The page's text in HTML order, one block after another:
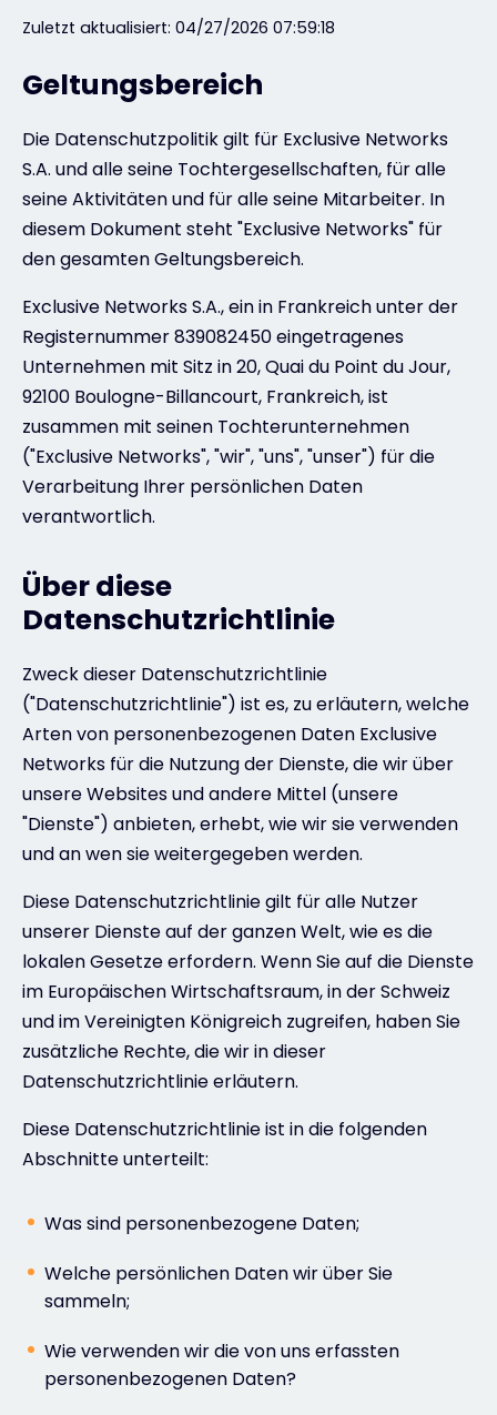
#weareexclusive
Zuletzt aktualisiert: 04/27/2026 07:59:18
Geltungsbereich
Die Datenschutzpolitik gilt für Exclusive Networks
S.A. und alle seine Tochtergesellschaften, für alle
seine Aktivitäten und für alle seine Mitarbeiter. In
diesem Dokument steht "Exclusive Networks" für
den gesamten Geltungsbereich.
Exclusive Networks S.A., ein in Frankreich unter der
Registernummer 839082450 eingetragenes
Unternehmen mit Sitz in 20, Quai du Point du Jour,
92100 Boulogne-Billancourt, Frankreich, ist
zusammen mit seinen Tochterunternehmen
("Exclusive Networks", "wir", "uns", "unser") für die
Verarbeitung Ihrer persönlichen Daten
verantwortlich.
Über diese
Datenschutzrichtlinie
Zweck dieser Datenschutzrichtlinie
("Datenschutzrichtlinie") ist es, zu erläutern, welche
Arten von personenbezogenen Daten Exclusive
Networks für die Nutzung der Dienste, die wir über
unsere Websites und andere Mittel (unsere
"Dienste") anbieten, erhebt, wie wir sie verwenden
und an wen sie weitergegeben werden.
Diese Datenschutzrichtlinie gilt für alle Nutzer
unserer Dienste auf der ganzen Welt, wie es die
lokalen Gesetze erfordern. Wenn Sie auf die Dienste
im Europäischen Wirtschaftsraum, in der Schweiz
und im Vereinigten Königreich zugreifen, haben Sie
zusätzliche Rechte, die wir in dieser
Datenschutzrichtlinie erläutern.
Diese Datenschutzrichtlinie ist in die folgenden
Abschnitte unterteilt:
Was sind personenbezogene Daten;
Welche persönlichen Daten wir über Sie
sammeln;
Wie verwenden wir die von uns erfassten
personenbezogenen Daten?